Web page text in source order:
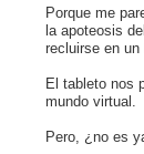
Porque me
la apoteosis
recluirse en un
El tableto nos
mundo virtual.
Pero, ¿no es